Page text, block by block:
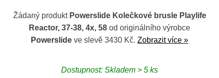
Žádaný produkt Powerslide Kolečkové brusle Playlife
Reactor, 37-38, 4x, 58 od originálního výrobce
Powerslide ve slevě 3430 Kč. Zobrazit více »
Dostupnost: Skladem > 5 ks